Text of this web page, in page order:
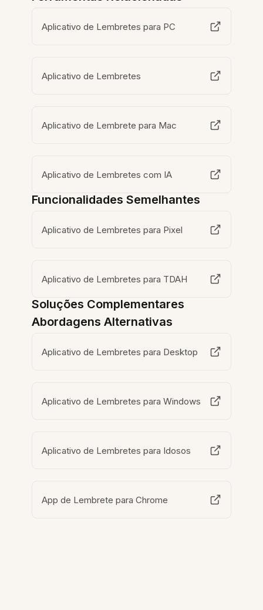
Aplicativo de Lembretes para PC
Aplicativo de Lembretes
Aplicativo de Lembrete para Mac
Aplicativo de Lembretes com IA
Funcionalidades Semelhantes
Aplicativo de Lembretes para Pixel
Aplicativo de Lembretes para TDAH
Soluções Complementares
Abordagens Alternativas
Aplicativo de Lembretes para Desktop
Aplicativo de Lembretes para Windows
Aplicativo de Lembretes para Idosos
App de Lembrete para Chrome